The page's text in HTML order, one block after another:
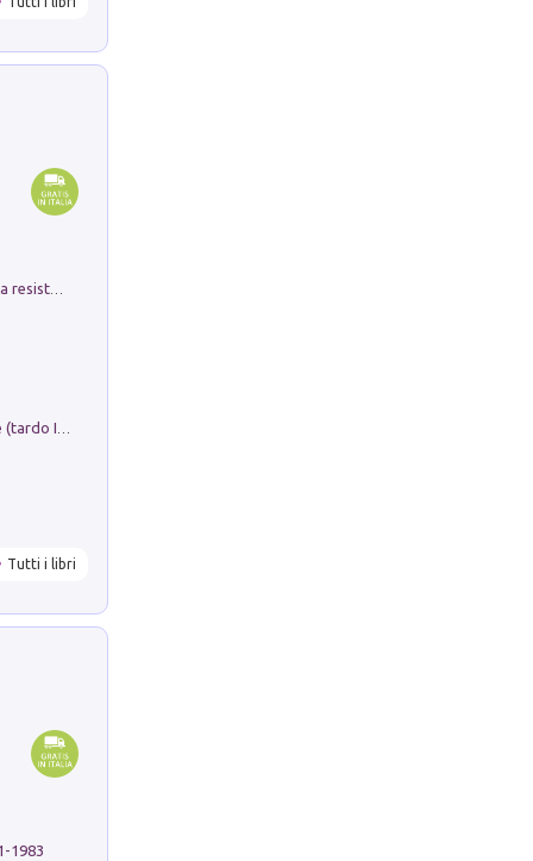
Memorial Santa Giulia. Sculture per la resistenza Monchio di Palagano
Tutti i libri
1983